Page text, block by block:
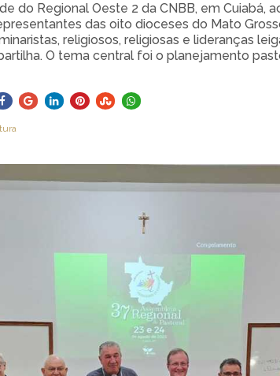
do Regional Oeste 2 da CNBB, em Cuiabá,
das oito dioceses do Mato
religiosos, religiosas e lideranças
O tema central foi o planejamento